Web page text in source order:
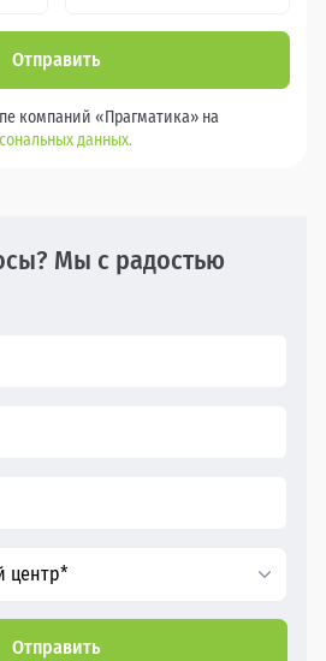
Отправить
компаний «Прагматика» на
данных.
Мы с радостью
центр*
Отправить